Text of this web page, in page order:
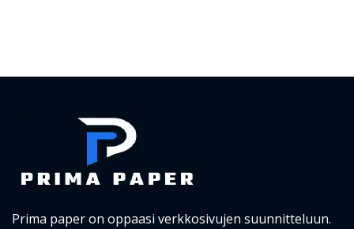
Prima paper on oppaasi verkkosivujen suunnitteluun.